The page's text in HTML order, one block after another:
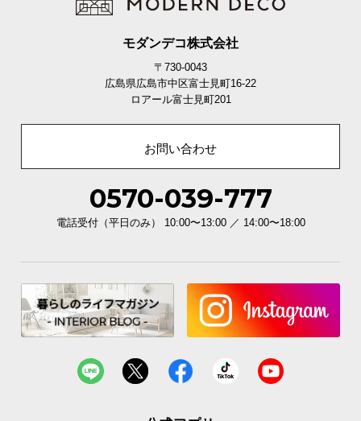
モダンデコ株式会社
〒730-0043
広島県広島市中区富士見町16-22
ロアール富士見町201
お問い合わせ
0570-039-777
電話受付（平日のみ） 10:00〜13:00 ／ 14:00〜18:00